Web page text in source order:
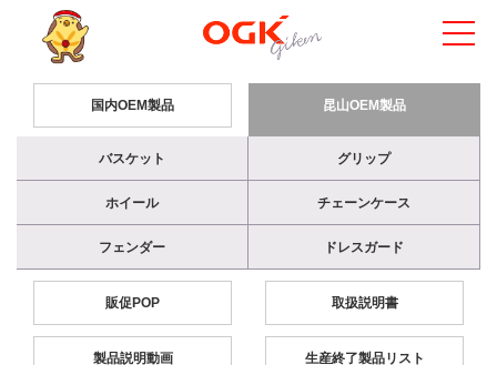
国内OEM製品 昆山OEM製品
バスケット グリップ
ホイール チェーンケース
フェンダー ドレスガード
販促POP 取扱説明書
製品説明動画 生産終了製品リスト